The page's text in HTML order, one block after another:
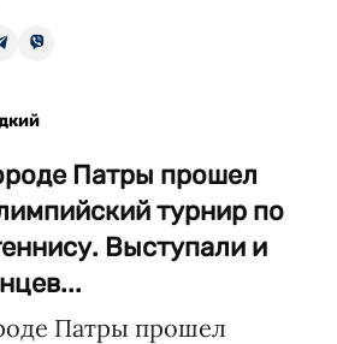
Патры прошел
турнир по
Выступали и
Патры прошел